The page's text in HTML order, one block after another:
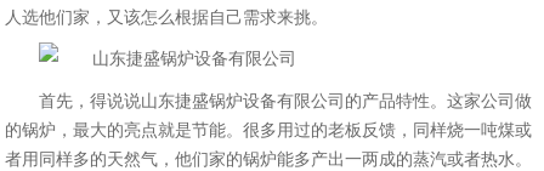
人选他们家，又该怎么根据自己需求来挑。
首先，得说说山东捷盛锅炉设备有限公司的产品特性。这家公司做
的锅炉，最大的亮点就是节能。很多用过的老板反馈，同样烧一吨煤或
者用同样多的天然气，他们家的锅炉能多产出一两成的蒸汽或者热水。